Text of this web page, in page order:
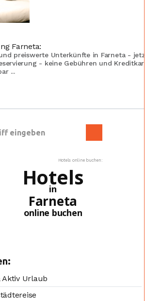
Farneta:
preiswerte Unterkünfte in Farneta -
- keine Gebühren und
...
Hotels online buchen:
Hotels
in
Farneta
online buchen
Aktiv Urlaub